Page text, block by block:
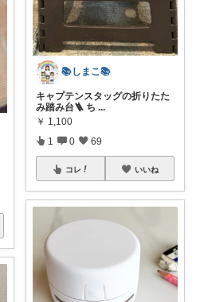
📚しまこ📚
キャプテンスタッグの折りたた
み踏み台🪜 ち ...
￥ 1,100
1 0 69
コレ いいね